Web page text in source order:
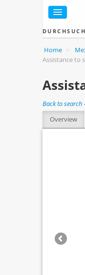
Home >
Assistance to
Back to search
Overview